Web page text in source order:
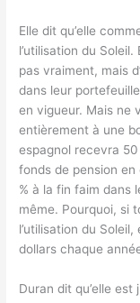
Elle dit qu’elle
l’utilisation du
pas vraiment, mais
dans leur
en vigueur. Mais ne
entièrement à une
espagnol recevra
fonds de pension
% à la fin faim dans
même. Pourquoi, si
l’utilisation du
dollars chaque
Duran dit qu’elle